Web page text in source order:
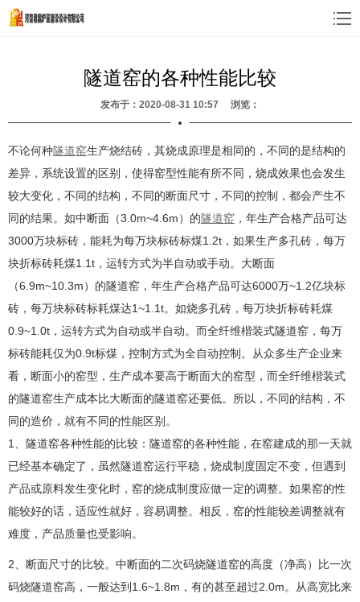
隧道窑的各种性能比较
发布于：2020-08-31 10:57 浏览：
不论何种隧道窑生产烧结砖，其烧成原理是相同的，不同的是结构的
差异，系统设置的区别，使得窑型性能有所不同，烧成效果也会发生
较大变化，不同的结构，不同的断面尺寸，不同的控制，都会产生不
同的结果。如中断面（3.0m~4.6m）的隧道窑 ，年生产合格产品可达
3000万块标砖，能耗为每万块标砖标煤1.2t，如果生产多孔砖，每万
块折标砖耗煤1.1t，运转方式为半自动或手动。大断面
（6.9m~10.3m）的隧道窑，年生产合格产品可达6000万~1.2亿块标
砖，每万块标砖标耗煤达1~1.1t。如烧多孔砖，每万块折标砖耗煤
0.9~1.0t，运转方式为自动或半自动。而全纤维楷装式隧道窑，每万
标砖能耗仅为0.9t标煤，控制方式为全自动控制。从众多生产企业来
看，断面小的窑型，生产成本要高于断面大的窑型，而全纤维楷装式
的隧道窑生产成本比大断面的隧道窑还要低。所以，不同的结构，不
同的造价，就有不同的性能区别。
1、隧道窑各种性能的比较：隧道窑的各种性能，在窑建成的那一天就
已经基本确定了，虽然隧道窑运行平稳，烧成制度固定不变，但遇到
产品或原料发生变化时，窑的烧成制度应做一定的调整。如果窑的性
能较好的话，适应性就好，容易调整。相反，窑的性能较差调整就有
难度，产品质量也受影响。
2、断面尺寸的比较。中断面的二次码烧隧道窑的高度（净高）比一次
码烧隧道窑高，一般达到1.6~1.8m，有的甚至超过2.0m。从高宽比来